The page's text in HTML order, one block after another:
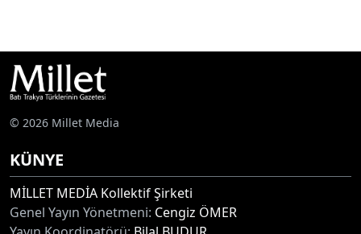
© 2026 Millet Media
KÜNYE
MİLLET MEDİA Kollektif Şirketi
Genel Yayın Yönetmeni: Cengiz ÖMER